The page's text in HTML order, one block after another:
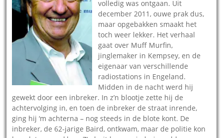
volledig was ontgaan. Uit
december 2011, ouwe prak dus,
maar opgebakken smaakt het
toch weer lekker. Het verhaal
gaat over Muff Murfin,
jinglemaker in Kempsey, en de
eigenaar van verschillende
radiostations in Engeland.
Midden in de nacht werd hij
gewekt door een inbreker. In z’n blootje zette hij de
achtervolging in, en toen de inbreker de straat inrende,
ging hij ‘m achterna – nog steeds in de blote kont. De
inbreker, de 62-jarige Baird, ontkwam, maar de politie kon